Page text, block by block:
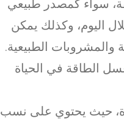
سواء كمصدر طبيعي
اليوم، وكذلك يمكن
الطبيعية.
الطاقة في الحياة
حيث يحتوي على نسب